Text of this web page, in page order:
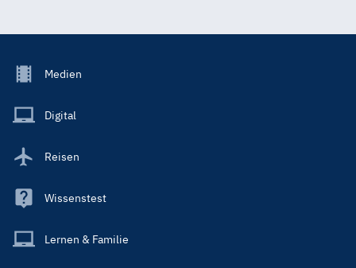
Footer
Main
Medien
Digital
Reisen
Wissenstest
Lernen & Familie